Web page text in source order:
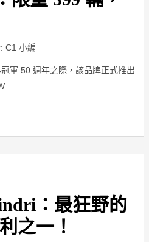
C1 小編
軍 50 週年之際，該品牌正式推出
：最狂野的
之一！